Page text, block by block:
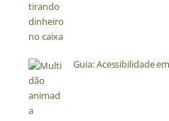
Guia: Acessibilidade